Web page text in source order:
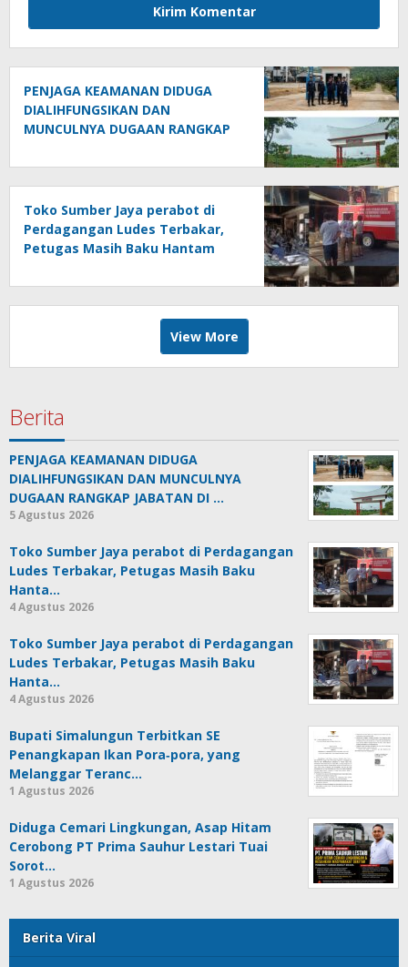
PENJAGA KEAMANAN DIDUGA
DIALIHFUNGSIKAN DAN
MUNCULNYA DUGAAN RANGKAP
PALMCO UNIT KEBUN MAYANG
Toko Sumber Jaya perabot di
Perdagangan Ludes Terbakar,
Petugas Masih Baku Hantam
View More
Berita
PENJAGA KEAMANAN DIDUGA
DIALIHFUNGSIKAN DAN MUNCULNYA
DUGAAN RANGKAP JABATAN DI …
5 Agustus 2026
Toko Sumber Jaya perabot di Perdagangan
Ludes Terbakar, Petugas Masih Baku
Hanta…
4 Agustus 2026
Toko Sumber Jaya perabot di Perdagangan
Ludes Terbakar, Petugas Masih Baku
Hanta…
4 Agustus 2026
Bupati Simalungun Terbitkan SE
Penangkapan Ikan Pora‑pora, yang
Melanggar Teranc…
1 Agustus 2026
Diduga Cemari Lingkungan, Asap Hitam
Cerobong PT Prima Sauhur Lestari Tuai
Sorot…
1 Agustus 2026
Berita Viral